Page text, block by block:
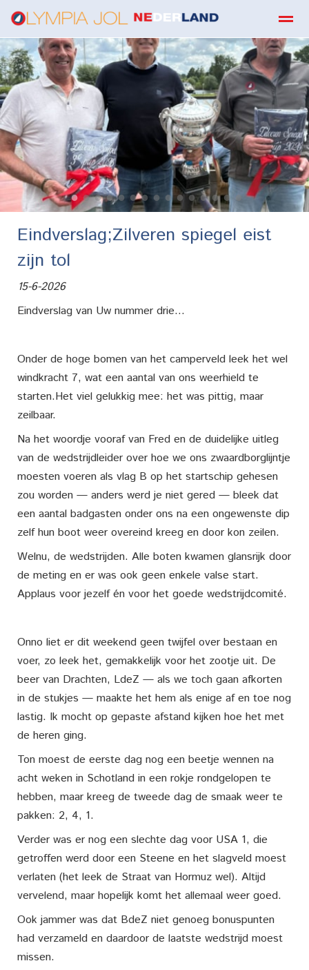
boekbestellen
Home Zoeken E-mail Contact
●●●●● ●● ● ●●●●●● ●
Eindverslag;Zilveren spiegel eist
zijn tol
15-6-2026
Eindverslag van Uw nummer drie…
Onder de hoge bomen van het camperveld leek het wel
windkracht 7, wat een aantal van ons weerhield te
starten.Het viel gelukkig mee: het was pittig, maar
zeilbaar.
Na het woordje vooraf van Fred en de duidelijke uitleg
van de wedstrijdleider over hoe we ons zwaardborglijntje
moesten voeren als vlag B op het startschip gehesen
zou worden — anders werd je niet gered — bleek dat
een aantal badgasten onder ons na een ongewenste dip
zelf hun boot weer overeind kreeg en door kon zeilen.
Welnu, de wedstrijden. Alle boten kwamen glansrijk door
de meting en er was ook geen enkele valse start.
Applaus voor jezelf én voor het goede wedstrijdcomité.
Onno liet er dit weekend geen twijfel over bestaan en
voer, zo leek het, gemakkelijk voor het zootje uit. De
beer van Drachten, LdeZ — als we toch gaan afkorten
in de stukjes — maakte het hem als enige af en toe nog
lastig. Ik mocht op gepaste afstand kijken hoe het met
de heren ging.
Ton moest de eerste dag nog een beetje wennen na
acht weken in Schotland in een rokje rondgelopen te
hebben, maar kreeg de tweede dag de smaak weer te
pakken: 2, 4, 1.
Verder was er nog een slechte dag voor USA 1, die
getroffen werd door een Steene en het slagveld moest
verlaten (het leek de Straat van Hormuz wel). Altijd
vervelend, maar hopelijk komt het allemaal weer goed.
Ook jammer was dat BdeZ niet genoeg bonuspunten
had verzameld en daardoor de laatste wedstrijd moest
missen.